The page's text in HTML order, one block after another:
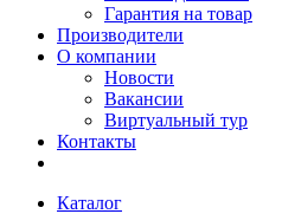
Гарантия на товар
Производители
О компании
Новости
Вакансии
Виртуальный тур
Контакты
Каталог